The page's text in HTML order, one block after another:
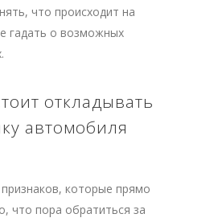
что происходит на
гадать о возможных
откладывать
автомобиля
которые прямо
что пора обратиться за